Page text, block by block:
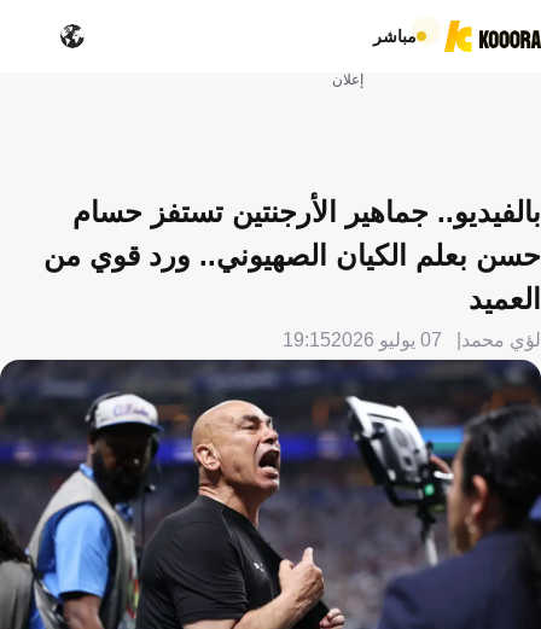
مباشر
إعلان
بالفيديو.. جماهير الأرجنتين تستفز حسام
حسن بعلم الكيان الصهيوني.. ورد قوي من
العميد
لؤي محمد 07 يوليو 2026 19:15